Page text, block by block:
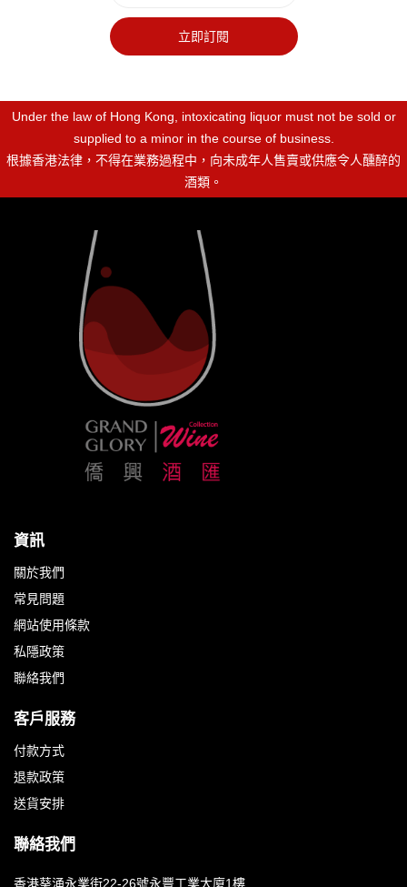
立即訂閱
Under the law of Hong Kong, intoxicating liquor must not be sold or
supplied to a minor in the course of business.
根據香港法律，不得在業務過程中，向未成年人售賣或供應令人醺醉的
酒類。
資訊
關於我們
常見問題
網站使用條款
私隱政策
聯絡我們
客戶服務
付款方式
退款政策
送貨安排
聯絡我們
香港葵涌永業街22-26號永豐工業大廈1樓